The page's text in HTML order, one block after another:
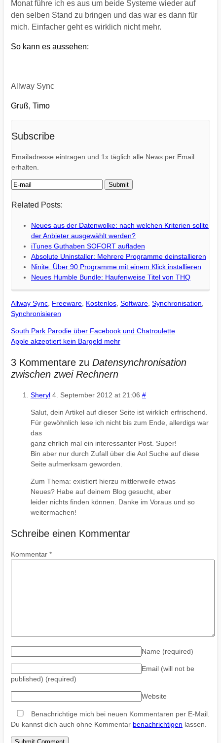
Monat führe ich es aus um beide Systeme wieder auf
den selben Stand zu bringen und das war es dann für
mich. Einfacher geht es wirklich nicht mehr.
So kann es aussehen:
Allway Sync
Gruß, Timo
Subscribe
Emailadresse eintragen und 1x täglich alle News per Email
erhalten.
Related Posts:
Neues aus der Datenwolke: nach welchen Kriterien sollte
der Anbieter ausgewählt werden?
iTunes Guthaben SOFORT aufladen
Absolute Uninstaller: Mehrere Programme deinstallieren
Ninite: Über 90 Programme mit einem Klick installieren
Neues Humble Bundle: Haufenweise Titel von THQ
Allway Sync Freeware Kostenlos Software Synchronisation
Synchronisieren
South Park Parodie über Facebook und Chatroulette
Apple akzeptiert kein Bargeld mehr
3 Kommentare zu Datensynchronisation
zwischen zwei Rechnern
Sheryl 4. September 2012 at 21:06 #
Salut, dein Artikel auf dieser Seite ist wirklich erfrischend.
Für gewöhnlich lese ich nicht bis zum Ende, allerdigs war
das
ganz ehrlich mal ein interessanter Post. Super!
Bin aber nur durch Zufall über die Aol Suche auf diese
Seite aufmerksam geworden.
Zum Thema: existiert hierzu mittlerweile etwas
Neues? Habe auf deinem Blog gesucht, aber
leider nichts finden können. Danke im Voraus und so
weitermachen!
Schreibe einen Kommentar
Kommentar *
Name (required)
Email (will not be
published) (required)
Website
Benachrichtige mich bei neuen Kommentaren per E-Mail.
Du kannst dich auch ohne Kommentar benachrichtigen lassen.